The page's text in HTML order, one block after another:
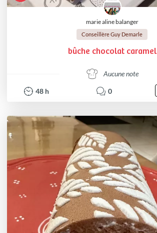
marie aline balanger
Conseillère Guy Demarle
bûche chocolat caramel
Aucune note
48 h 0